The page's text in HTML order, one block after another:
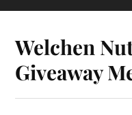
Welchen
Giveaway